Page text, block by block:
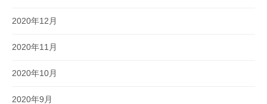
2020年12月
2020年11月
2020年10月
2020年9月